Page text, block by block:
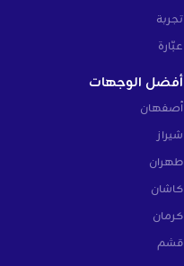
تجربة
عبّارة
أفضل الوجهات
أصفهان
شيراز
طهران
كاشان
كرمان
قشم